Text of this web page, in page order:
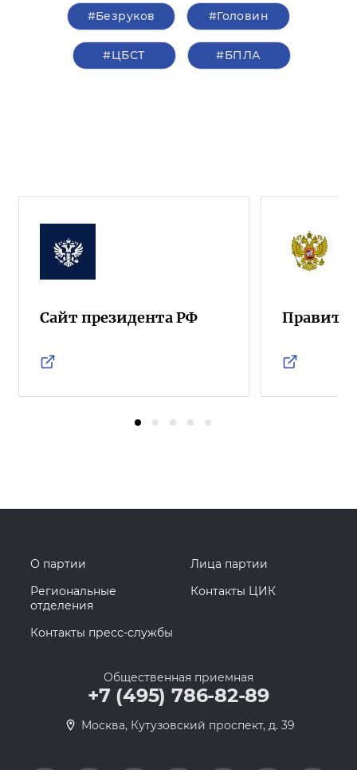
#Безруков #Головин
#ЦБСТ #БПЛА
Сайт президента РФ
О партии
Лица партии
Региональные
отделения
Контакты ЦИК
Контакты пресс-службы
Общественная приемная
+7 (495) 786-82-89
Москва, Кутузовский проспект, д. 39